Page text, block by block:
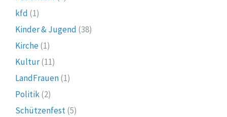
kfd (1)
Kinder & Jugend (38)
Kirche(1)
Kultur(11)
LandFrauen(1)
Politik(2)
Schützenfest(5)